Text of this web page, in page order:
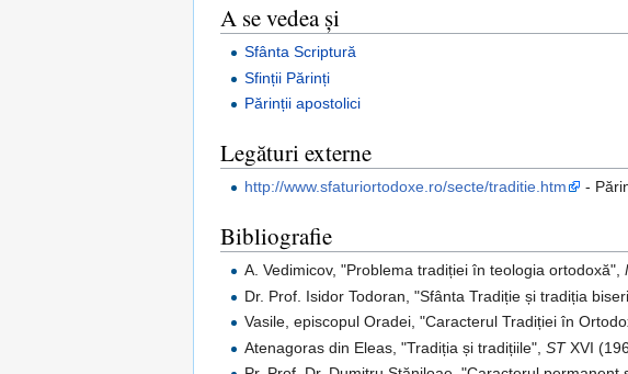
A se vedea și
Sfânta Scriptură
Sfinții Părinți
Părinții apostolici
Legături externe
http://www.sfaturiortodoxe.ro/secte/traditie.htm -
Bibliografie
A. Vedimicov, "Problema tradiției în teologia ortodoxă",
Dr. Prof. Isidor Todoran, "Sfânta Tradiție și tradiția
Vasile, episcopul Oradei, "Caracterul Tradiției în
Atenagoras din Eleas, "Tradiția și tradițiile",STXVI